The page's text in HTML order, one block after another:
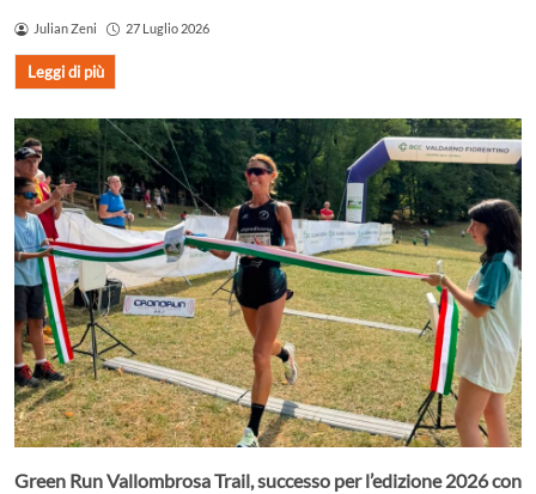
Julian Zeni 27 Luglio 2026
Leggi di più
Green Run Vallombrosa Trail, successo per l’edizione 2026 con